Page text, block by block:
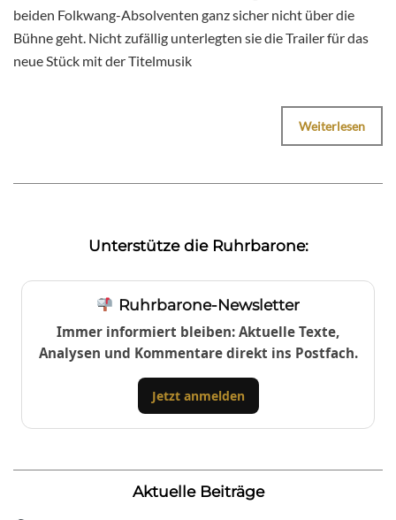
beiden Folkwang-Absolventen ganz sicher nicht über die
Bühne geht. Nicht zufällig unterlegten sie die Trailer für das
neue Stück mit der Titelmusik
Weiterlesen
Unterstütze die Ruhrbarone:
Ruhrbarone-Newsletter
Immer informiert bleiben: Aktuelle Texte,
Analysen und Kommentare direkt ins Postfach.
Jetzt anmelden
Aktuelle Beiträge